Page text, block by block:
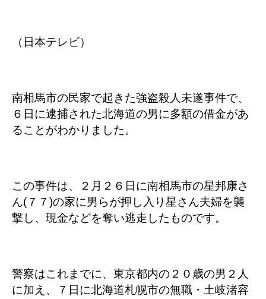
（日本テレビ）
南相馬市の民家で起きた強盗殺人未遂事件で、
６日に逮捕された北海道の男に多額の借金があ
ることがわかりました。
この事件は、２月２６日に南相馬市の星邦康さ
ん(７７)の家に男らが押し入り星さん夫婦を襲
撃し、現金などを奪い逃走したものです。
警察はこれまでに、東京都内の２０歳の男２人
に加え、７日に北海道札幌市の無職・土岐渚容